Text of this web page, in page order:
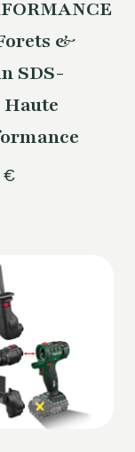
&
SDS-
Haute
€